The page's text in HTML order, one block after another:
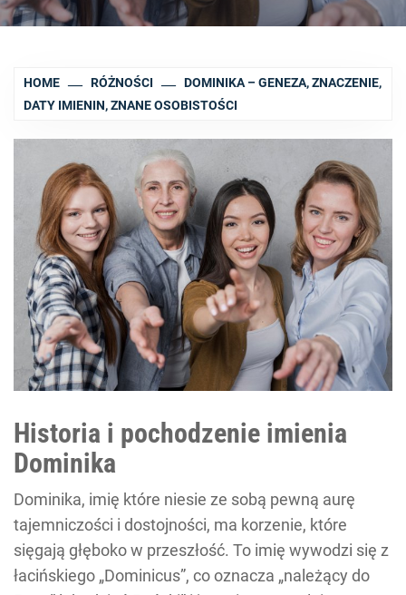
HOME RÓŻNOŚCI
DOMINIKA – GENEZA, ZNACZENIE,
DATY IMIENIN, ZNANE OSOBISTOŚCI
Historia i pochodzenie imienia
Dominika
Dominika, imię które niesie ze sobą pewną aurę
tajemniczości i dostojności, ma korzenie, które
sięgają głęboko w przeszłość. To imię wywodzi się z
łacińskiego „Dominicus”, co oznacza „należący do